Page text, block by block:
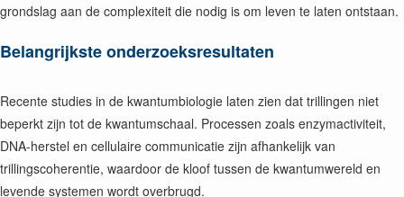
grondslag aan de complexiteit die nodig is om leven te laten ontstaan.
Belangrijkste onderzoeksresultaten
Recente studies in de kwantumbiologie laten zien dat trillingen niet
beperkt zijn tot de kwantumschaal. Processen zoals enzymactiviteit,
DNA-herstel en cellulaire communicatie zijn afhankelijk van
trillingscoherentie, waardoor de kloof tussen de kwantumwereld en
levende systemen wordt overbrugd.